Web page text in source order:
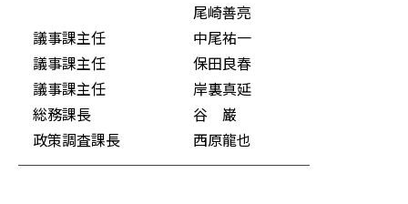
尾崎善亮
議事課主任 中尾祐一
議事課主任 保田良春
議事課主任 岸裏真延
総務課長 谷 巌
政策調査課長 西原龍也
────────────────────